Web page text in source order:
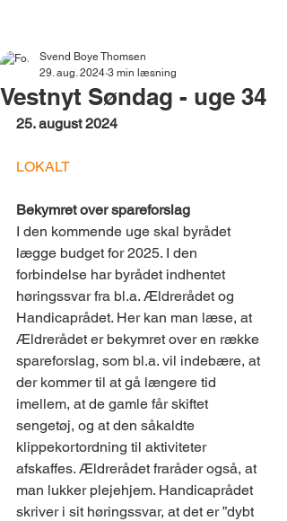
Vestnyt Søndag - uge 34
Svend Boye Thomsen
29. aug. 2024 3 min læsning
25. august 2024
LOKALT
Bekymret over spareforslag
I den kommende uge skal byrådet
lægge budget for 2025. I den
forbindelse har byrådet indhentet
høringssvar fra bl.a. Ældrerådet og
Handicaprådet. Her kan man læse, at
Ældrerådet er bekymret over en række
spareforslag, som bl.a. vil indebære, at
der kommer til at gå længere tid
imellem, at de gamle får skiftet
sengetøj, og at den såkaldte
klippekortordning til aktiviteter
afskaffes. Ældrerådet fraråder også, at
man lukker plejehjem. Handicaprådet
skriver i sit høringssvar, at det er ”dybt